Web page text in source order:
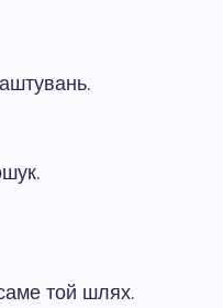
той шлях.